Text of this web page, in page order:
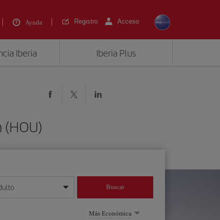
Ayuda Registro Acceso
Iberia Iberia Plus
mes/año
Buscar
Más Económica